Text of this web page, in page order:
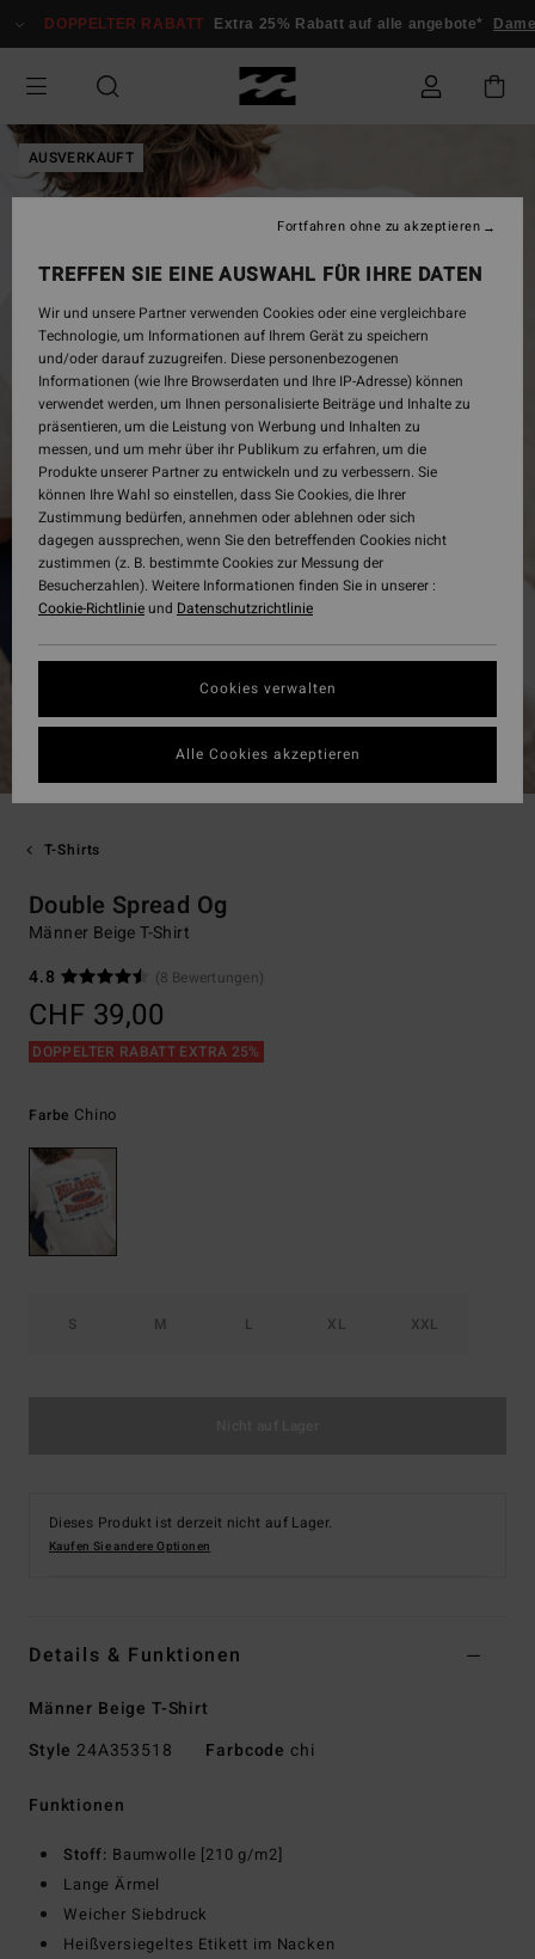
zur
springen
DOPPELTER RABATT Extra 25% Rabatt auf alle angebote* Damen
AUSVERKAUFT
T-Shirts
Double Spread Og
Männer Beige T-Shirt
4.8
(8 Bewertungen)
CHF 39,00
DOPPELTER RABATT EXTRA 25%
Farbe Chino
S M L XL XXL
Dieses Produkt ist derzeit nicht auf Lager.
Kaufen Sie andere Optionen
Details & Funktionen
Männer Beige T-Shirt
Style 24A353518 Farbcode chi
Funktionen
Stoff: Baumwolle [210 g/m2]
Lange Ärmel
Weicher Siebdruck
Heißversiegeltes Etikett im Nacken
TREFFEN SIE EINE AUSWAHL FÜR IHRE DATEN
Wir und unsere Partner verwenden Cookies oder eine vergleichbare
Technologie, um Informationen auf Ihrem Gerät zu speichern
und/oder darauf zuzugreifen. Diese personenbezogenen
Informationen (wie Ihre Browserdaten und Ihre IP-Adresse) können
verwendet werden, um Ihnen personalisierte Beiträge und Inhalte zu
präsentieren, um die Leistung von Werbung und Inhalten zu
messen, und um mehr über ihr Publikum zu erfahren, um die
Produkte unserer Partner zu entwickeln und zu verbessern. Sie
können Ihre Wahl so einstellen, dass Sie Cookies, die Ihrer
Zustimmung bedürfen, annehmen oder ablehnen oder sich
dagegen aussprechen, wenn Sie den betreffenden Cookies nicht
zustimmen (z. B. bestimmte Cookies zur Messung der
Besucherzahlen). Weitere Informationen finden Sie in unserer :
Cookie-Richtlinieund Datenschutzrichtlinie
Cookies verwalten
Fortfahren ohne zu akzeptieren
Alle Cookies akzeptieren